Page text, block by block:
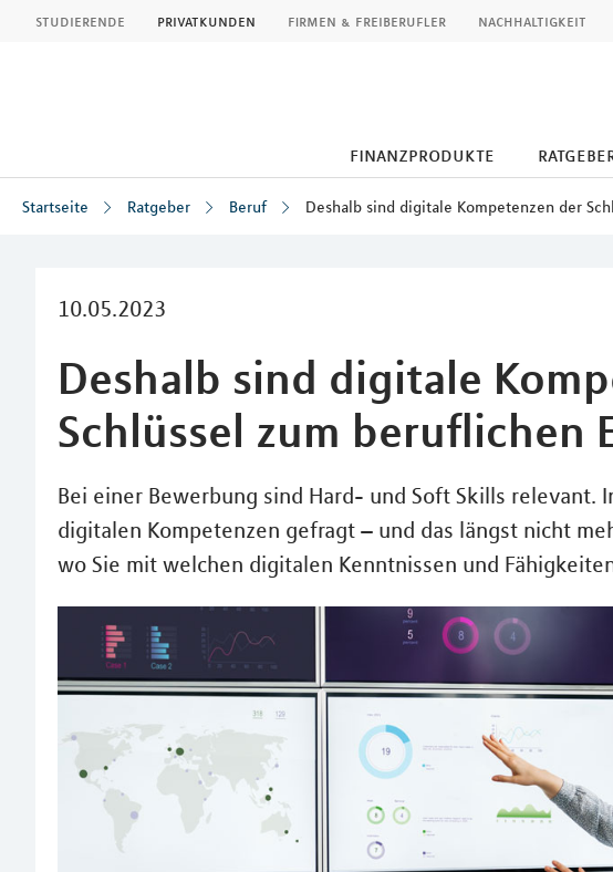
studierende privatkunden firmen & freiberufler nachhaltigkeit
finanzprodukte
Startseite Ratgeber Beruf Deshalb sind digitale Kompetenzen der
10.05.2023
Deshalb sind digitale
Schlüssel zum beruflichen
Bei einer Bewerbung sind Hard- und Soft Skills relevant.
digitalen Kompetenzen gefragt – und das längst nicht
wo Sie mit welchen digitalen Kenntnissen und